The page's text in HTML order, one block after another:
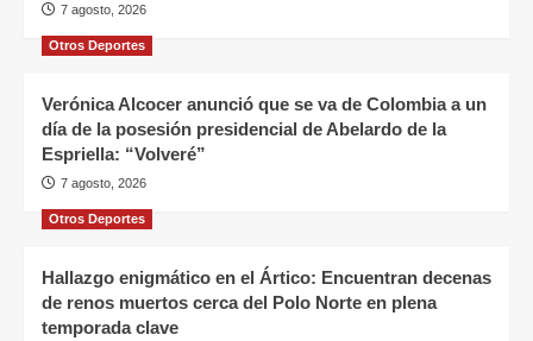
7 agosto, 2026
Otros Deportes
Verónica Alcocer anunció que se va de Colombia a un
día de la posesión presidencial de Abelardo de la
Espriella: “Volveré”
7 agosto, 2026
Otros Deportes
Hallazgo enigmático en el Ártico: Encuentran decenas
de renos muertos cerca del Polo Norte en plena
temporada clave